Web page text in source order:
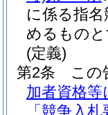
に係る指
めるもの
(定義)
第2条
この
加者資格
「競争入